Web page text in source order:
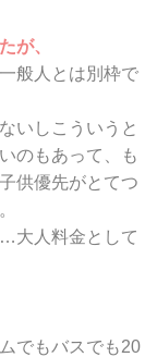
が、
般人とは別枠で
いしこういうと
のもあって、も
供優先がとてつ
大人料金として
でもバスでも20